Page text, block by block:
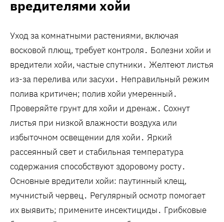
вредителями хойи
Уход за комнатными растениями‚ включая
восковой плющ‚ требует контроля․ Болезни хойи и
вредители хойи, частые спутники․ Желтеют листья
из-за перелива или засухи․ Неправильный режим
полива критичен; полив хойи умеренный․
Проверяйте грунт для хойи и дренаж․ Сохнут
листья при низкой влажности воздуха или
избыточном освещении для хойи․ Яркий
рассеянный свет и стабильная температура
содержания способствуют здоровому росту․
Основные вредители хойи: паутинный клещ‚
мучнистый червец․ Регулярный осмотр помогает
их выявить; примените инсектициды․ Грибковые